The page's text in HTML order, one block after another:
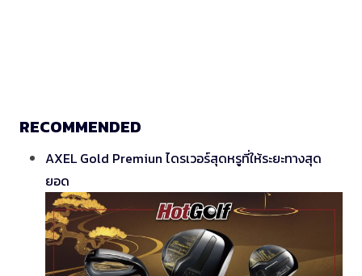
RECOMMENDED
AXEL Gold Premiun ไดรเวอร์สุดหรูที่ให้ระยะทางสุด
ยอด